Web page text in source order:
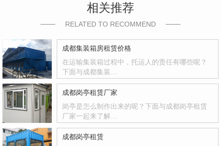
相关推荐
RELATED TO RECOMMEND
成都集装箱房租赁价格
在运输集装箱过程中，托运人的责任有哪些呢？
下面与成都集装…
成都岗亭租赁厂家
岗亭是怎么制作出来的呢？下面与成都岗亭租赁
厂家一起来了解…
成都岗亭租赁